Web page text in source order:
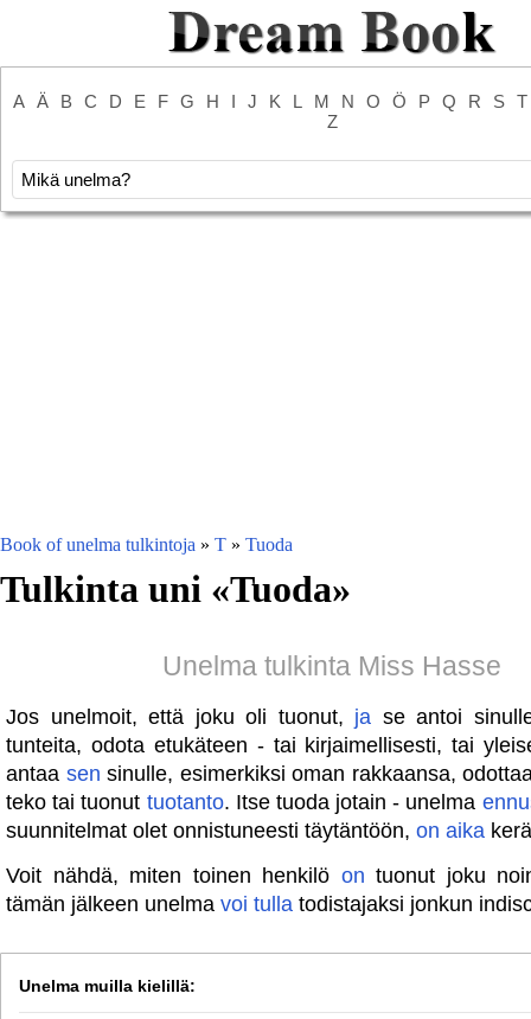
A Ä B C D E F G H I J K L M N O Ö P Q R S
T
Z
Book of unelma tulkintoja » T » Tuoda
Tulkinta uni «Tuoda»
Unelma tulkinta Miss Hasse
Jos unelmoit, että joku oli tuonut, ja se antoi
tunteita, odota etukäteen - tai kirjaimellisesti, tai
antaa sen sinulle, esimerkiksi oman rakkaansa,
teko tai tuonut tuotanto. Itse tuoda jotain - unelma
suunnitelmat olet onnistuneesti täytäntöön, on aika
Voit nähdä, miten toinen henkilö on tuonut joku
tämän jälkeen unelma voi tulla todistajaksi jonkun
Unelma muilla kielillä: